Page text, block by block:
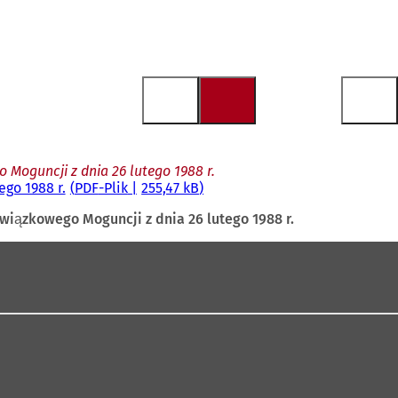
Moguncji z dnia 26 lutego 1988 r.
1988 r. PDF-Plik 255,47 kB
Moguncji z dnia 26 lutego 1988 r.